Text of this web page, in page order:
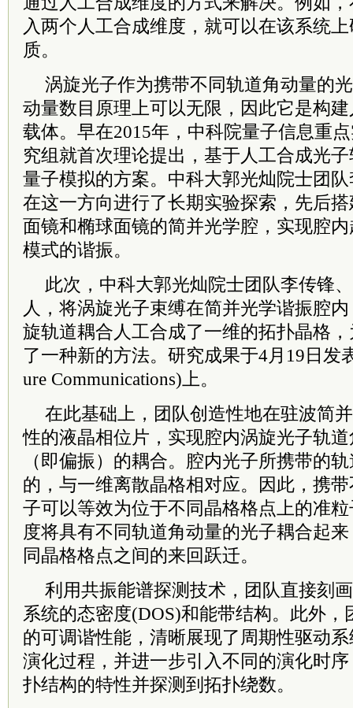
入两个人工合成维度，就可以在该系统
质。
涡旋光子作为携带不同轨道角动量的
动量数目原理上可以无限，因此它是构
载体。早在2015年， 中科院量子信息重
究组就首次理论提出，基于人工合成光
量子模拟的方案。中科大郭光灿院士团
在这一方向进行了长期实验探索，先后
面镜和椭球面镜的简并光学腔，实现腔
模式的谐振。
此次，中科大郭光灿院士团队李传锋
人，将涡旋光子束缚在简并光学谐振腔
旋轨道耦合人工合成了一维的拓扑晶格
了一种新的方法。研究成果于4月19日发
ure Communications)上。
在此基础上，团队创造性地在驻波简
性的液晶相位片，实现腔内涡旋光子轨
（即偏振）的耦合。腔内光子所携带的
的，与一维离散晶格相对应。因此，携
子可以等效为位于不同晶格格点上的准
度将具有不同轨道角动量的光子耦合起
同晶格格点之间的来回跃迁。
利用共振能谱探测技术，团队直接刻
系统的态密度(DOS)和能带结构。此外
的可调谐性能，清晰展现了周期性驱动
演化过程，并进一步引入不同的演化时
扑结构的特性并探测到拓扑绕数。